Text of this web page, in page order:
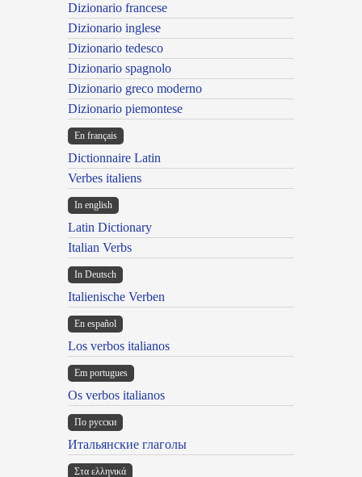
Dizionario francese
Dizionario inglese
Dizionario tedesco
Dizionario spagnolo
Dizionario greco moderno
Dizionario piemontese
En français
Dictionnaire Latin
Verbes italiens
In english
Latin Dictionary
Italian Verbs
In Deutsch
Italienische Verben
En español
Los verbos italianos
Em portugues
Os verbos italianos
По русски
Итальянские глаголы
Στα ελληνικά